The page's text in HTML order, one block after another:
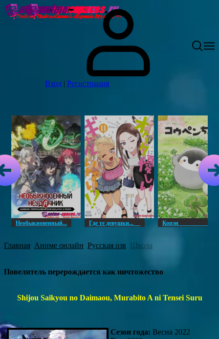
Вход | Регистрация
Необыкновенный... Где те девушки... Копэн
Главная Аниме онлайн Русская озв Школа
Повелитель перерождается как ничтожество
Shijou Saikyou no Daimaou, Murabito A ni Tensei Suru
Сезон года: Весна 2022